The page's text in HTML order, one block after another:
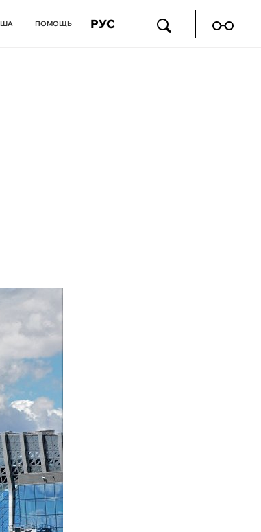
ПОМОЩЬ РУС